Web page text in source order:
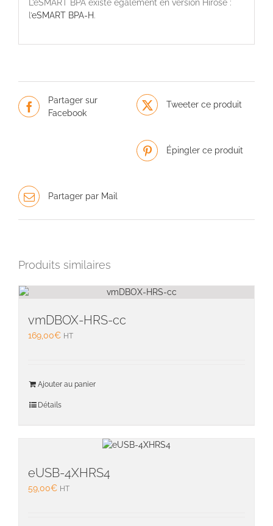
L’eSMART BPA existe également en version Hirose :
l’eSMART BPA-H.
Partager sur
Facebook
Tweeter ce produit
Épingler ce produit
Partager par Mail
Produits similaires
vmDBOX-HRS-cc
169,00€ HT
Ajouter au panier
Détails
eUSB-4XHRS4
59,00€ HT